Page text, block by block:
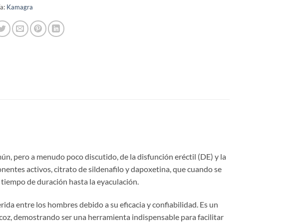
Kamagra
pero a menudo poco discutido, de la disfunción eréctil (DE) y la
activos, citrato de sildenafilo y dapoxetina, que cuando se
de duración hasta la eyaculación.
entre los hombres debido a su eficacia y confiabilidad. Es un
demostrando ser una herramienta indispensable para facilitar